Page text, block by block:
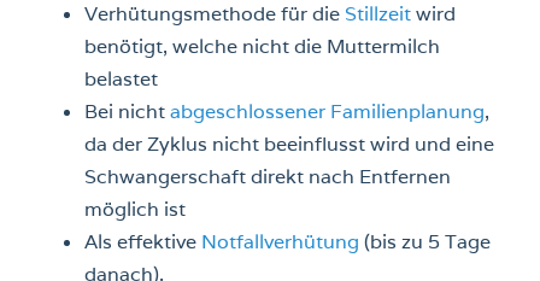
Verhütungsmethode für die Stillzeitwird
benötigt, welche nicht die Muttermilch
belastet
Bei nichtabgeschlossener Familienplanung,
da der Zyklus nicht beeinflusst wird und eine
Schwangerschaft direkt nach Entfernen
möglich ist
Als effektive Notfallverhütung (bis zu 5 Tage
danach).